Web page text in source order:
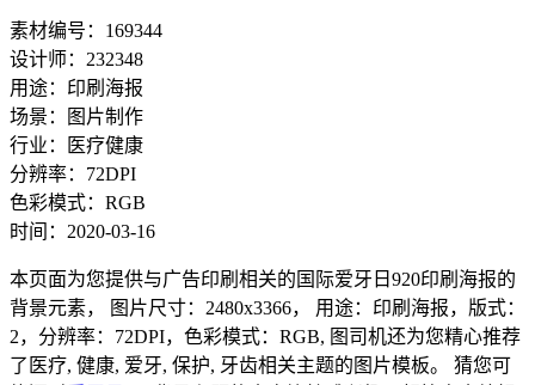
素材编号：169344
设计师：232348
用途：印刷海报
场景：图片制作
行业：医疗健康
分辨率：72DPI
色彩模式：RGB
时间：2020-03-16
本页面为您提供与广告印刷相关的国际爱牙日920印刷海报的
背景元素， 图片尺寸：2480x3366， 用途：印刷海报，版式：
2，分辨率：72DPI，色彩模式：RGB, 图司机还为您精心推荐
了医疗, 健康, 爱牙, 保护, 牙齿相关主题的图片模板。 猜您可